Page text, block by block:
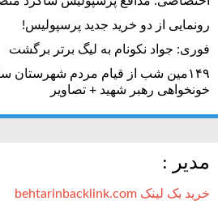
رونمایی از دو خرید جدید پرسپولیس!
فوری: جواد نکونام به لیگ برتر برگشت
۱۴۹مین شب از قیام مردم شهرستان
خونخواهی رهبر شهید + تصاویر
مدیر :
خرید بک لینک behtarinbacklink.com